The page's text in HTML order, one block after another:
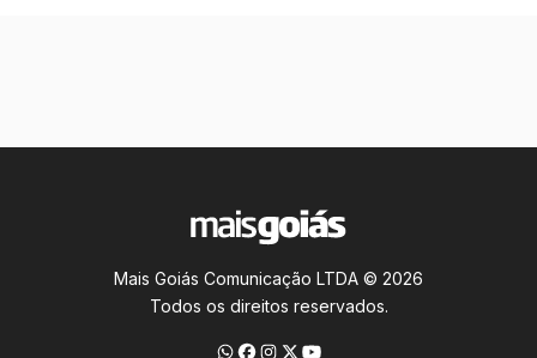
Mais Goiás Comunicação LTDA © 2026
Todos os direitos reservados.